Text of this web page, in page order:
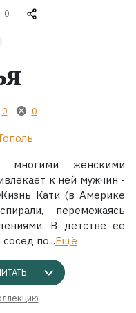
0
0 0
многими женскими
к ней мужчин -
Кати (в Америке
перемежаясь
В детстве ее
по...Ещё